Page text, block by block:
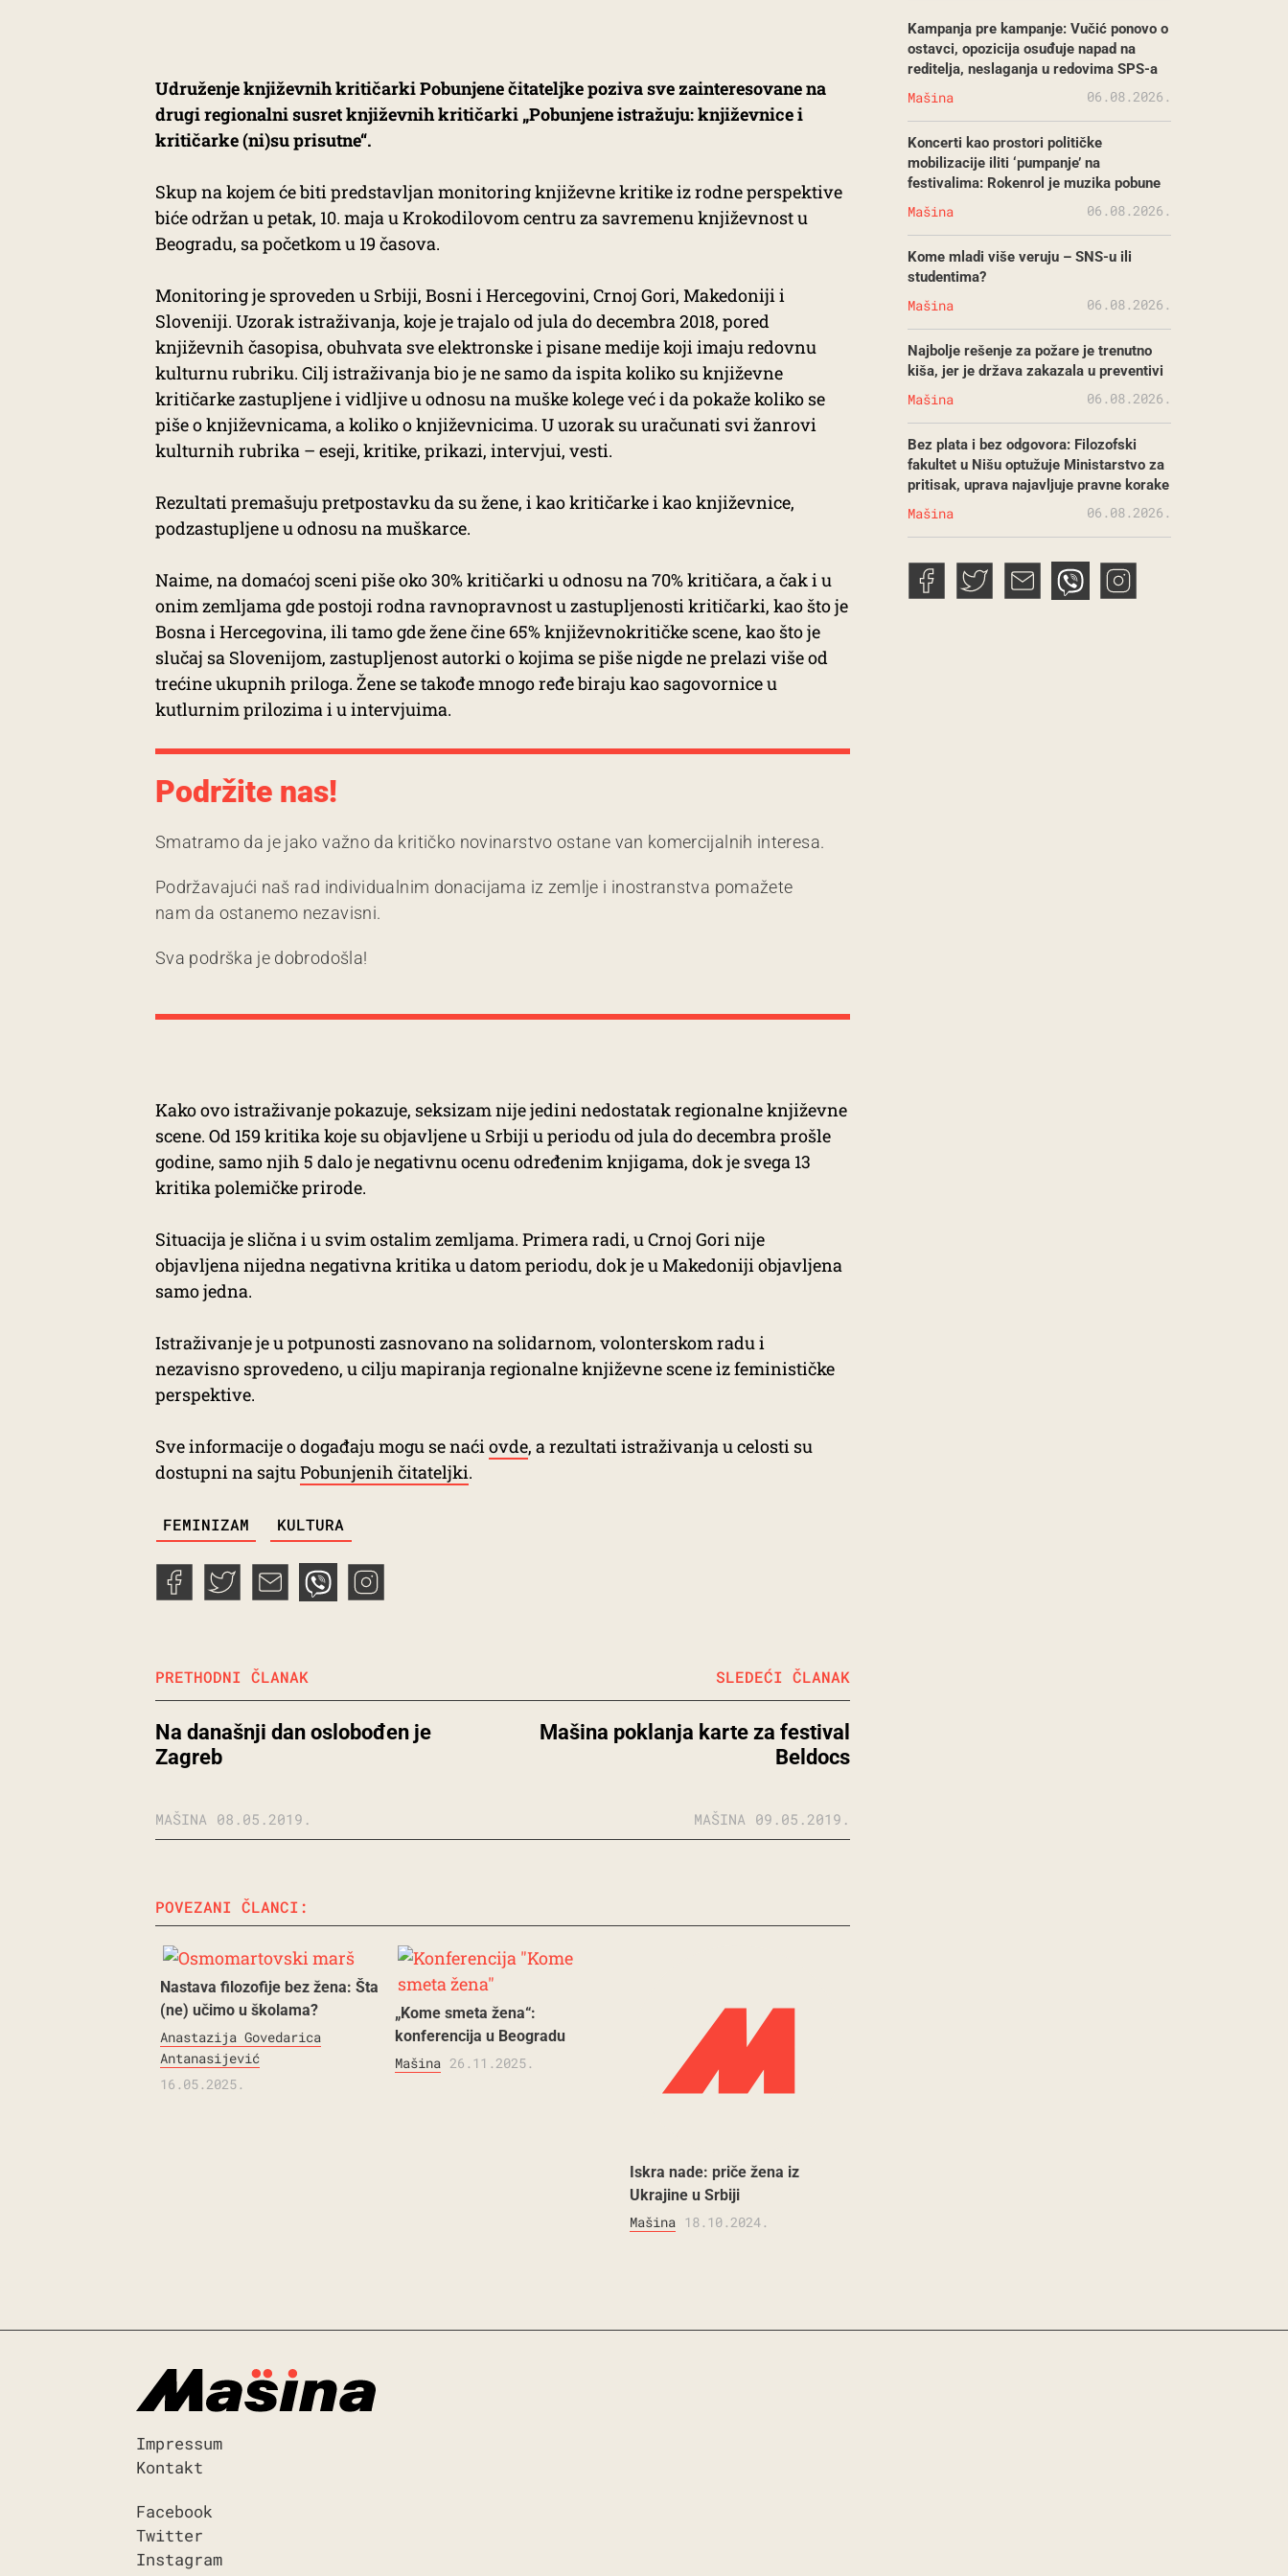
Udruženje književnih kritičarki Pobunjene čitateljke poziva sve zainteresovane na
drugi regionalni susret književnih kritičarki „Pobunjene istražuju: književnice i
kritičarke (ni)su prisutne“.
Skup na kojem će biti predstavljan monitoring književne kritike iz rodne perspektive
biće održan u petak, 10. maja u Krokodilovom centru za savremenu književnost u
Beogradu, sa početkom u 19 časova.
Monitoring je sproveden u Srbiji, Bosni i Hercegovini, Crnoj Gori, Makedoniji i
Sloveniji. Uzorak istraživanja, koje je trajalo od jula do decembra 2018, pored
književnih časopisa, obuhvata sve elektronske i pisane medije koji imaju redovnu
kulturnu rubriku. Cilj istraživanja bio je ne samo da ispita koliko su književne
kritičarke zastupljene i vidljive u odnosu na muške kolege već i da pokaže koliko se
piše o književnicama, a koliko o književnicima. U uzorak su uračunati svi žanrovi
kulturnih rubrika – eseji, kritike, prikazi, intervjui, vesti.
Rezultati premašuju pretpostavku da su žene, i kao kritičarke i kao književnice,
podzastupljene u odnosu na muškarce.
Naime, na domaćoj sceni piše oko 30% kritičarki u odnosu na 70% kritičara, a čak i u
onim zemljama gde postoji rodna ravnopravnost u zastupljenosti kritičarki, kao što je
Bosna i Hercegovina, ili tamo gde žene čine 65% književnokritičke scene, kao što je
slučaj sa Slovenijom, zastupljenost autorki o kojima se piše nigde ne prelazi više od
trećine ukupnih priloga. Žene se takođe mnogo ređe biraju kao sagovornice u
kutlurnim prilozima i u intervjuima.
Podržite nas!
Smatramo da je jako važno da kritičko novinarstvo ostane van komercijalnih interesa.
Podržavajući naš rad individualnim donacijama iz zemlje i inostranstva pomažete
nam da ostanemo nezavisni.
Sva podrška je dobrodošla!
Kako ovo istraživanje pokazuje, seksizam nije jedini nedostatak regionalne književne
scene. Od 159 kritika koje su objavljene u Srbiji u periodu od jula do decembra prošle
godine, samo njih 5 dalo je negativnu ocenu određenim knjigama, dok je svega 13
kritika polemičke prirode.
Situacija je slična i u svim ostalim zemljama. Primera radi, u Crnoj Gori nije
objavljena nijedna negativna kritika u datom periodu, dok je u Makedoniji objavljena
samo jedna.
Istraživanje je u potpunosti zasnovano na solidarnom, volonterskom radu i
nezavisno sprovedeno, u cilju mapiranja regionalne književne scene iz feminističke
perspektive.
Sve informacije o događaju mogu se naćiovde, a rezultati istraživanja u celosti su
dostupni na sajtuPobunjenih čitateljki.
FEMINIZAM KULTURA
PRETHODNI ČLANAK
Na današnji dan oslobođen je
Zagreb
MAŠINA 08.05.2019.
Mašina poklanja karte za festival
Beldocs
SLEDEĆI ČLANAK
MAŠINA 09.05.2019.
POVEZANI ČLANCI:
Nastava filozofije bez žena: Šta
(ne) učimo u školama?
Anastazija Govedarica
Antanasijević
16.05.2025.
„Kome smeta žena“:
konferencija u Beogradu
Mašina 26.11.2025.
Iskra nade: priče žena iz
Ukrajine u Srbiji
Mašina 18.10.2024.
Kampanja pre kampanje: Vučić ponovo o
ostavci, opozicija osuđuje napad na
reditelja, neslaganja u redovima SPS-a
Mašina 06.08.2026.
Koncerti kao prostori političke
mobilizacije iliti ‘pumpanje’ na
festivalima: Rokenrol je muzika pobune
Mašina 06.08.2026.
Kome mladi više veruju – SNS-u ili
studentima?
Mašina 06.08.2026.
Najbolje rešenje za požare je trenutno
kiša, jer je država zakazala u preventivi
Mašina 06.08.2026.
Bez plata i bez odgovora: Filozofski
fakultet u Nišu optužuje Ministarstvo za
pritisak, uprava najavljuje pravne korake
Mašina 06.08.2026.
Impressum
Kontakt
Facebook
Twitter
Instagram